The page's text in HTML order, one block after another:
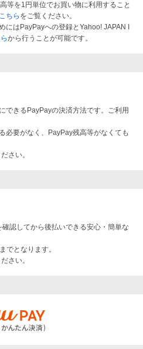
等を1円単位でお買い物に利用すること
こちら をご覧ください。
にはPayPayへの登録とYahoo! JAPAN I
から行うことが可能です。
できるPayPayの決済方法です。ご利用
必要がなく、PayPay残高等がなくても
さい。
確認してから後払いできる安心・簡単な
でとなります。
さい。